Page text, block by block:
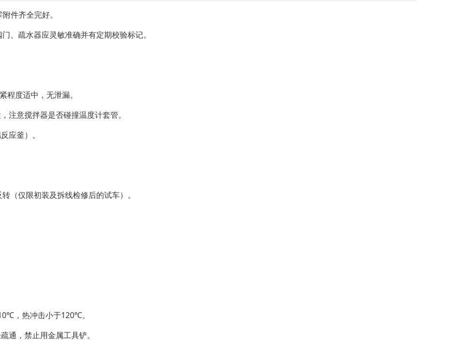
件齐全完好。
、疏水器应灵敏准确并有定期校验标记。
程度适中，无泄漏。
注意搅拌器是否碰撞温度计套管。
应釜）。
（仅限初装及拆线检修后的试车）。
，热冲击小于120℃。
通，禁止用金属工具铲。